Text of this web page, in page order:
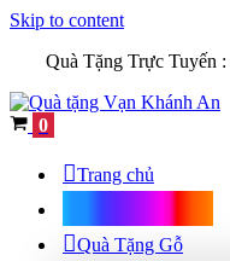
Skip to content
Quà Tặng Trực Tuyến :
Cart
0
Trang chủ
Quà Tặng Gỗ